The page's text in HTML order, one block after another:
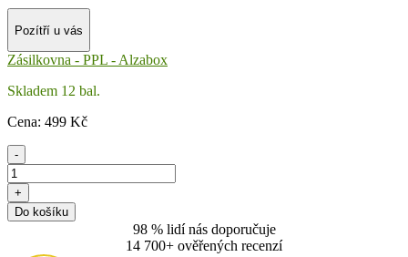
Pozítří u vás
Zásilkovna - PPL - Alzabox
Skladem 12 bal.
Cena: 499 Kč
-
+
Do košíku
98 % lidí nás doporučuje
14 700+ ověřených recenzí